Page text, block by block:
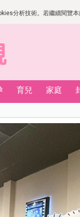
分析技術。若繼續閱覽
育兒 家庭